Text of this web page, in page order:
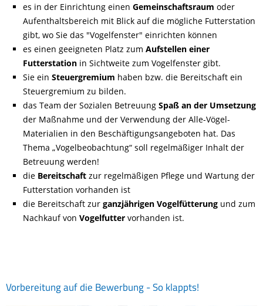
es in der Einrichtung einen Gemeinschaftsraum oder
Aufenthaltsbereich mit Blick auf die mögliche Futterstation
gibt, wo Sie das "Vogelfenster" einrichten können
es einen geeigneten Platz zum Aufstellen einer
Futterstationin Sichtweite zum Vogelfenster gibt.
Sie ein Steuergremium haben bzw. die Bereitschaft ein
Steuergremium zu bilden.
das Team der Sozialen Betreuung Spaß an der Umsetzung
der Maßnahme und der Verwendung der Alle-Vögel-
Materialien in den Beschäftigungsangeboten hat. Das
Thema „Vogelbeobachtung“ soll regelmäßiger Inhalt der
Betreuung werden!
die Bereitschaftzur regelmäßigen Pflege und Wartung der
Futterstation vorhanden ist
die Bereitschaft zur ganzjährigen Vogelfütterungund zum
Nachkauf von Vogelfuttervorhanden ist.
Vorbereitung auf die Bewerbung - So klappts!